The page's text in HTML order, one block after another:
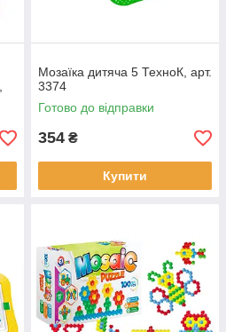
Мозаїка дитяча 5 ТехноК, арт.
3374
Готово до відправки
354 ₴
Купити